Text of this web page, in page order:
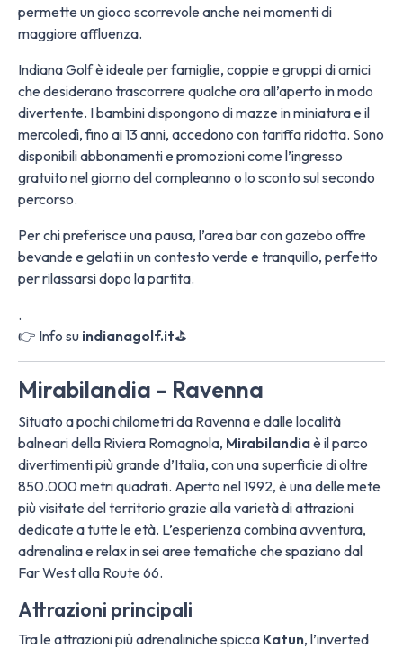
permette un gioco scorrevole anche nei momenti di
maggiore affluenza.
Indiana Golf è ideale per famiglie, coppie e gruppi di amici
che desiderano trascorrere qualche ora all’aperto in modo
divertente. I bambini dispongono di mazze in miniatura e il
mercoledì, fino ai 13 anni, accedono con tariffa ridotta. Sono
disponibili abbonamenti e promozioni come l’ingresso
gratuito nel giorno del compleanno o lo sconto sul secondo
percorso.
Per chi preferisce una pausa, l’area bar con gazebo offre
bevande e gelati in un contesto verde e tranquillo, perfetto
per rilassarsi dopo la partita.
.
👉 Info su indianagolf.it⛳
Mirabilandia – Ravenna
Situato a pochi chilometri da Ravenna e dalle località
balneari della Riviera Romagnola, Mirabilandiaè il parco
divertimenti più grande d’Italia, con una superficie di oltre
850.000 metri quadrati. Aperto nel 1992, è una delle mete
più visitate del territorio grazie alla varietà di attrazioni
dedicate a tutte le età. L’esperienza combina avventura,
adrenalina e relax in sei aree tematiche che spaziano dal
Far West alla Route 66.
Attrazioni principali
Tra le attrazioni più adrenaliniche spicca Katun, l’inverted